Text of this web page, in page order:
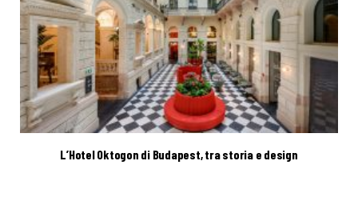
L’Hotel Oktogon di Budapest, tra storia e design